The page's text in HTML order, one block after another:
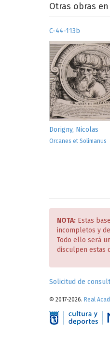
Otras obras
C-44-113b
Dorigny, Nicolas
Orcanes et Solimanus
NOTA: Estas
incompletos y
Todo ello será
disculpen estas
Solicitud de
© 2017-2026. Real